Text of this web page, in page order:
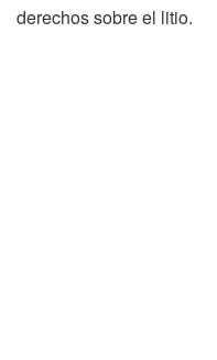
derechos sobre el litio.